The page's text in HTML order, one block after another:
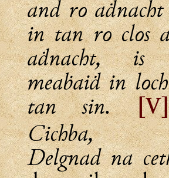
and ro
in tan ro clos
aḋnacht,
meaḃaiḋ in
tan sin.
Cichba,
Delgnad na